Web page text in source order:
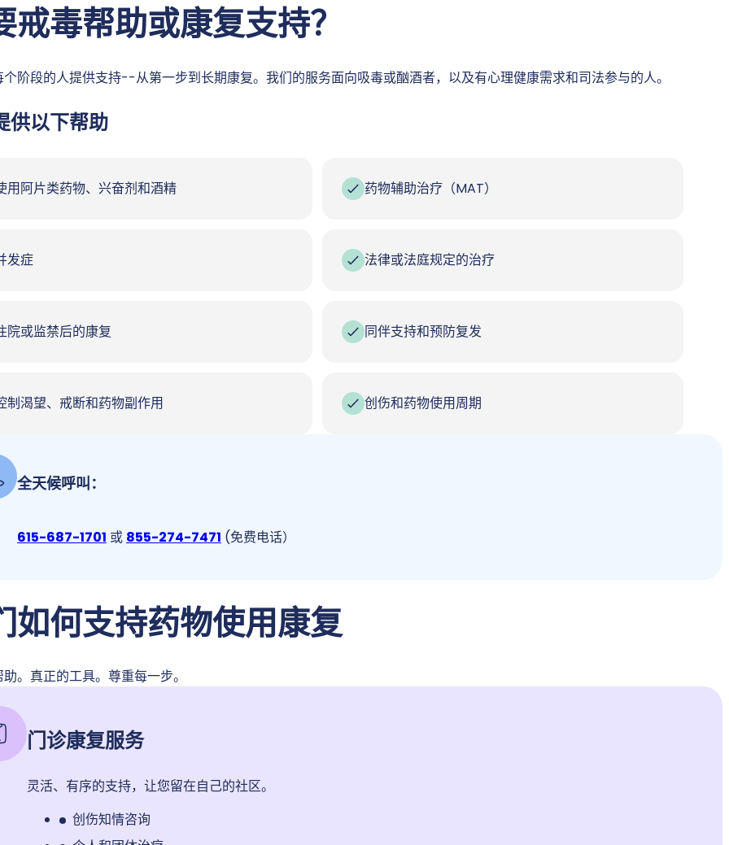
戒毒帮助或康复支持？
阶段的人提供支持--从第一步到长期康复。我们的服务面向吸毒或酗酒者，以及有心理健康需求和司法参与的人。
供以下帮助
用阿片类药物、兴奋剂和酒精 药物辅助治疗（MAT）
发症 法律或法庭规定的治疗
院或监禁后的康复 同伴支持和预防复发
制渴望、戒断和药物副作用 创伤和药物使用周期
全天候呼叫：
615-687-1701 或 855-274-7471 (免费电话）
如何支持药物使用康复
。真正的工具。尊重每一步。
门诊康复服务
灵活、有序的支持，让您留在自己的社区。
创伤知情咨询